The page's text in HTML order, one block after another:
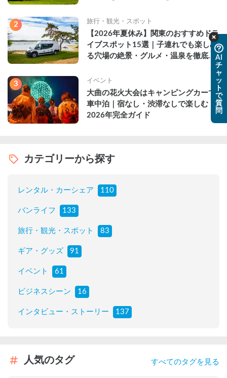
2 旅行・観光・スポット
【2026年夏休み】関東のおすすめドラ
イブスポット15選｜子連れでも楽しめ
る穴場の絶景・グルメ・温泉を徹底解
3 イベント
大曲の花火大会はキャンピングカーで
車中泊｜宿なし・渋滞なしで楽しむ
2026年完全ガイド
カテゴリーから探す
レンタル・カーシェア 110
バンライフ 133
旅行・観光・スポット 83
ギア・グッズ 91
イベント 61
ビジネスシーン 16
インタビュー・ストーリー 137
人気のタグ すべてのタグを見る
AI
チ
ャ
ッ
ト
で
質
問